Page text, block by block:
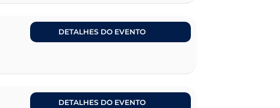
DETALHES DO EVENTO
DETALHES DO EVENTO